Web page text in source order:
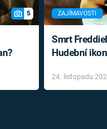
5 ZAJÍMAVOSTI
Smrt
Hudební
léky
24. listopadu